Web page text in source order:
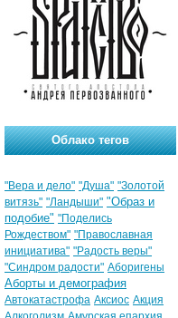
Облако тегов
"Вера и дело" "Душа" "Золотой
витязь" "Ландыши" "Образ и
подобие" "Поделись
Рождеством" "Православная
инициатива" "Радость веры"
"Синдром радости" Аборигены
Аборты и демография
Автокатастрофа Аксиос Акция